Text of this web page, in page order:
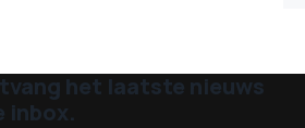
het laatste nieuws
inbox.